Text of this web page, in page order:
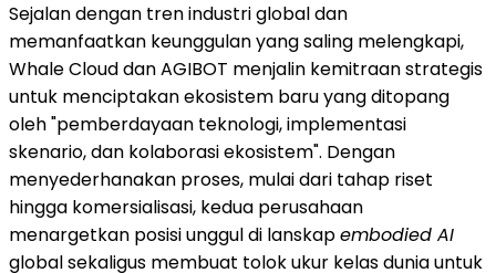
Sejalan dengan tren industri global dan
memanfaatkan keunggulan yang saling melengkapi,
Whale Cloud dan AGIBOT menjalin kemitraan strategis
untuk menciptakan ekosistem baru yang ditopang
oleh "pemberdayaan teknologi, implementasi
skenario, dan kolaborasi ekosistem". Dengan
menyederhanakan proses, mulai dari tahap riset
hingga komersialisasi, kedua perusahaan
menargetkan posisi unggul di lanskapembodied AI
global sekaligus membuat tolok ukur kelas dunia untuk